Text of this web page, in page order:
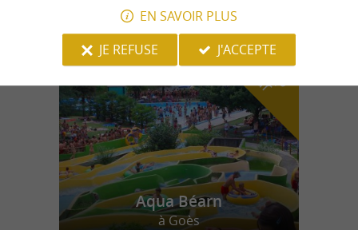
n
o
t
r
e
c
o
u
p
d
e
c
o
e
u
r
Aqua Béarn
à Goès
EN SAVOIR PLUS
JE REFUSE
J'ACCEPTE